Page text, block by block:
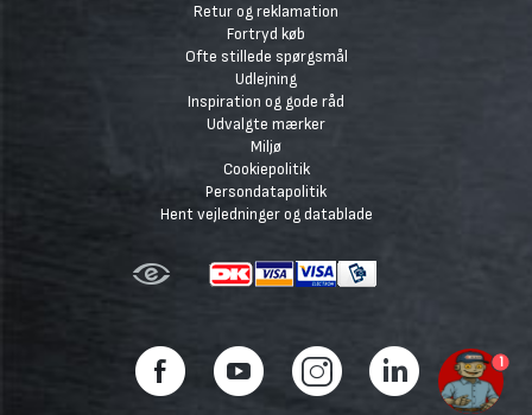
Retur og reklamation
Fortryd køb
Ofte stillede spørgsmål
Udlejning
Inspiration og gode råd
Udvalgte mærker
Miljø
Cookiepolitik
Persondatapolitik
Hent vejledninger og datablade
1